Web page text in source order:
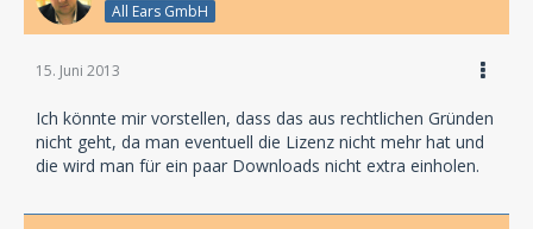
All Ears GmbH
15. Juni 2013
Ich könnte mir vorstellen, dass das aus rechtlichen Gründen
nicht geht, da man eventuell die Lizenz nicht mehr hat und
die wird man für ein paar Downloads nicht extra einholen.